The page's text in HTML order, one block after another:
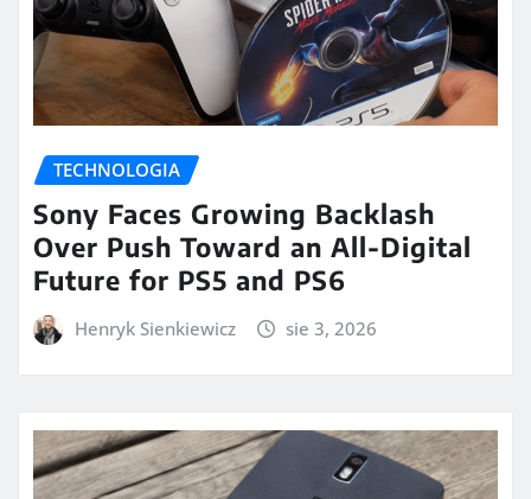
TECHNOLOGIA
Sony Faces Growing Backlash
Over Push Toward an All-Digital
Future for PS5 and PS6
Henryk Sienkiewicz sie 3, 2026